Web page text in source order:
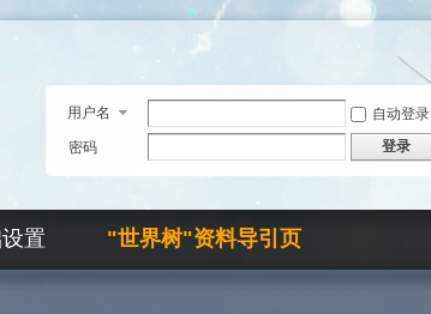
用户名 自动登录
密码
登录
置 "世界树"资料导引页